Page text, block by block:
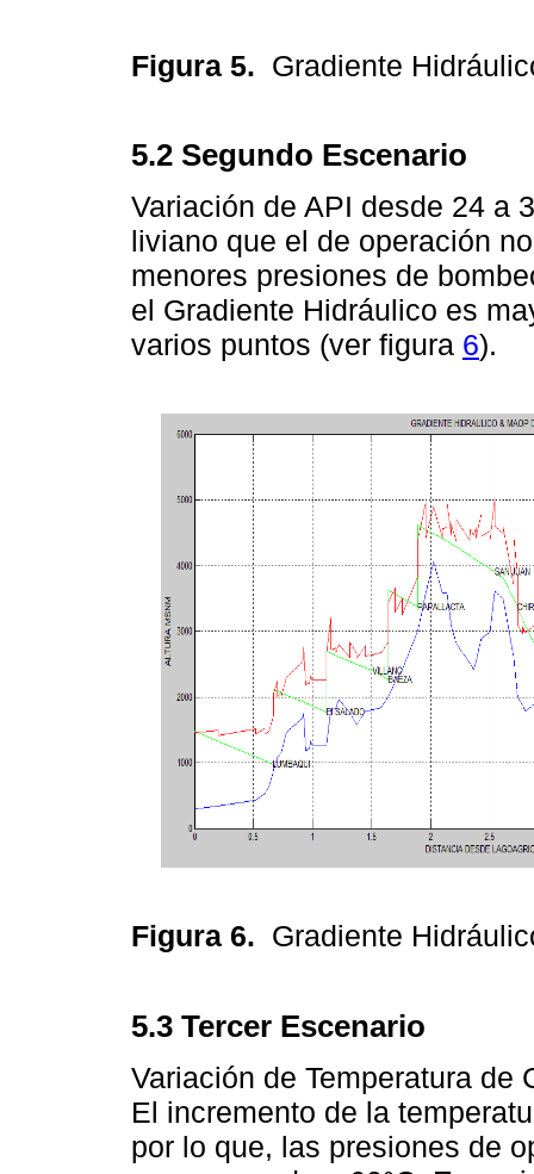
Figura 5. Gradiente
5.2 Segundo Escenario
Variación de API desde 24 a
liviano que el de operación
menores presiones de
el Gradiente Hidráulico es
varios puntos (ver figura 6).
Figura 6. Gradiente
5.3 Tercer Escenario
Variación de Temperatura de
El incremento de la
por lo que, las presiones de